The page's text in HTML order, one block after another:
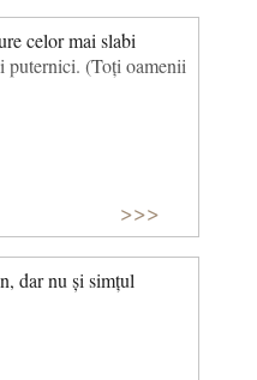
celor mai slabi
puternici. (Toți oamenii
>>>
dar nu și simțul